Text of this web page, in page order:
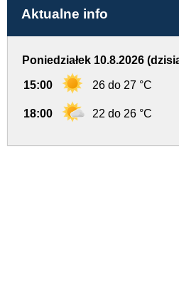
Aktualne info
Poniedziałek 10.8.2026
15:00 26 do 27 °C
18:00 22 do 26 °C